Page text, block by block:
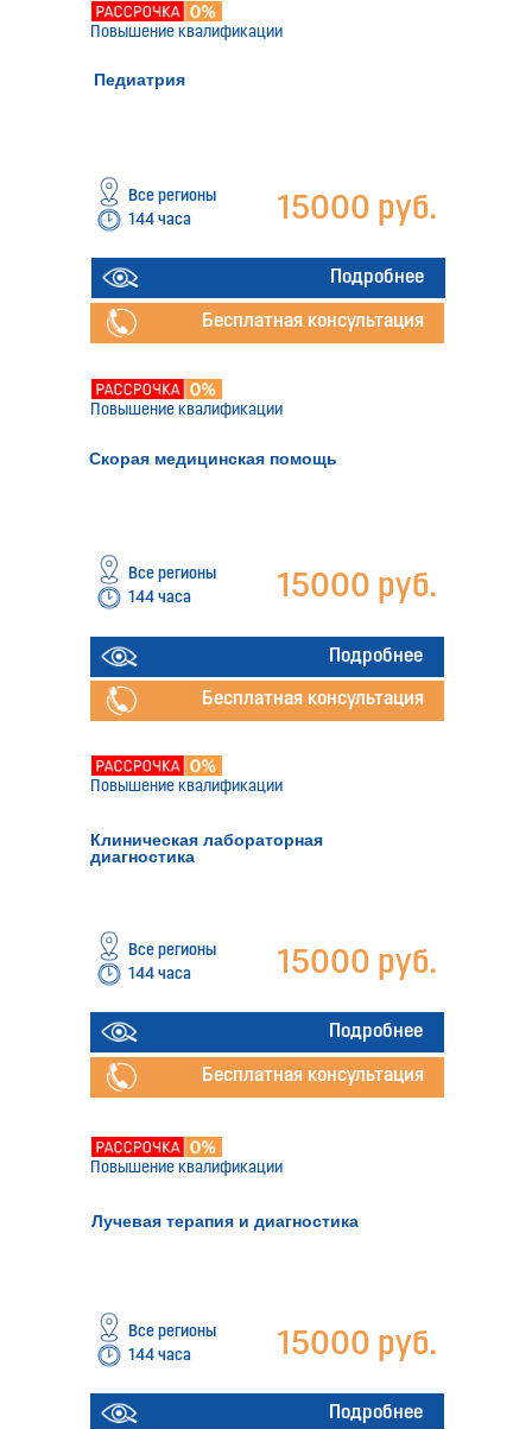
Педиатрия
144 часа 15000 руб.
Все регионы
Повышение квалификации
Бесплатная консультация
Скорая медицинская помощь
144 часа 15000 руб.
Все регионы
Повышение квалификации
Бесплатная консультация
Клиническая лабораторная
диагностика
144 часа 15000 руб.
Все регионы
Повышение квалификации
Бесплатная консультация
Лучевая терапия и диагностика
144 часа 15000 руб.
Все регионы
Повышение квалификации
Подробнее
Подробнее
Подробнее
Подробнее